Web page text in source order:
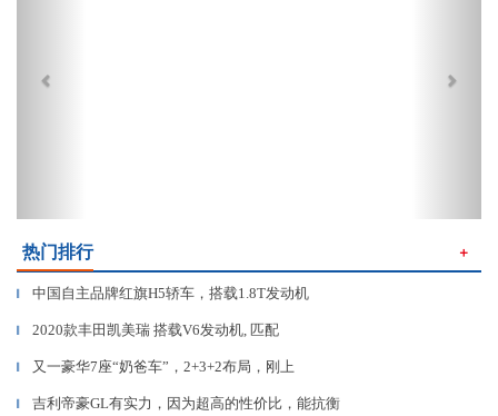
热门排行 ＋
▎ 中国自主品牌红旗H5轿车，搭载1.8T发动机
▎ 2020款丰田凯美瑞 搭载V6发动机, 匹配
▎ 又一豪华7座“奶爸车”，2+3+2布局，刚上
▎ 吉利帝豪GL有实力，因为超高的性价比，能抗衡